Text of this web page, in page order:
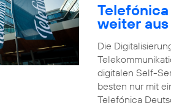
weiter aus
Die
digitalen Self-
besten nur mit
Telefónica